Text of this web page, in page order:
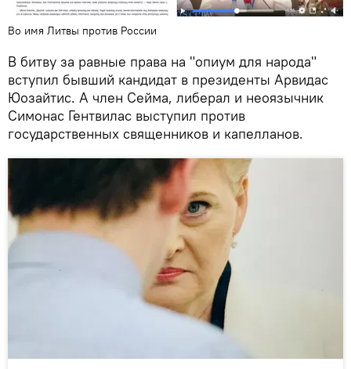
Во имя Литвы против России
В битву за равные права на "опиум для народа"
вступил бывший кандидат в президенты Арвидас
Юозайтис. А член Сейма, либерал и неоязычник
Симонас Гентвилас выступил против
государственных священников и капелланов.